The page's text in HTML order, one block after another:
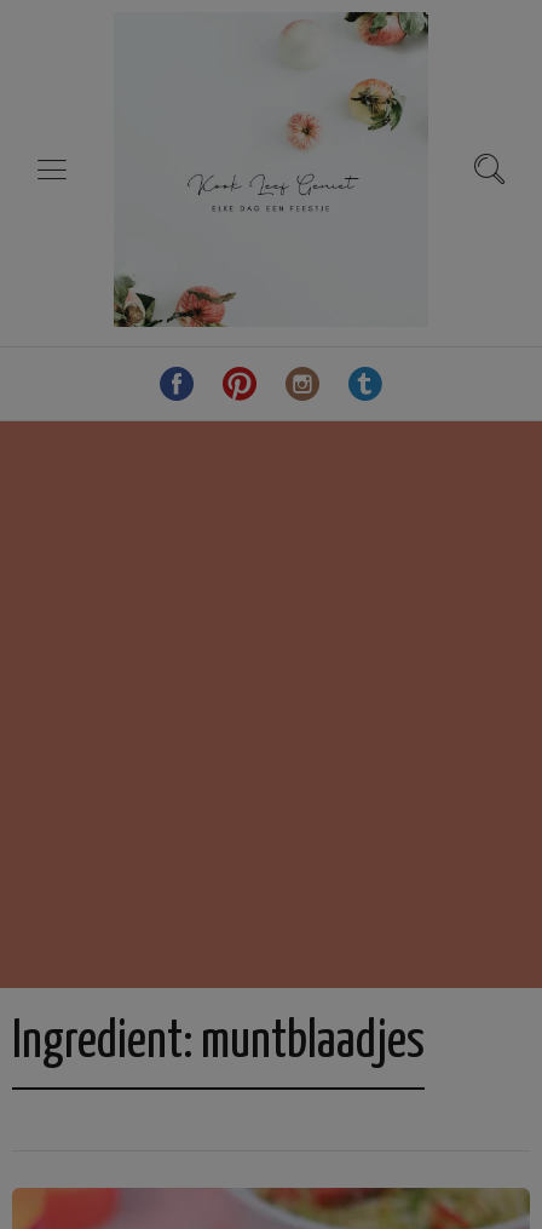
Ingredient: muntblaadjes